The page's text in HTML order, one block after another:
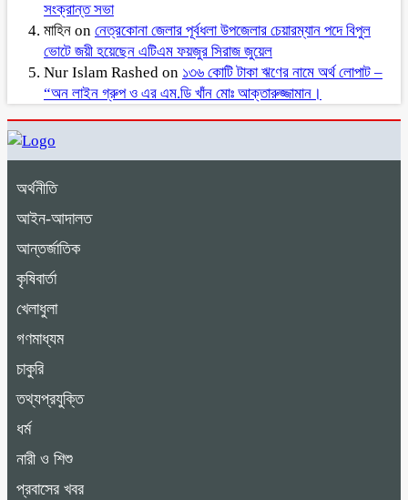
সংক্রান্ত সভা
মাহিন on নেত্রকোনা জেলার পূর্বধলা উপজেলার চেয়ারম্যান পদে বিপুল
ভোটে জয়ী হয়েছেন এটিএম ফয়জুর সিরাজ জুয়েল
Nur Islam Rashed on ১৩৬ কোটি টাকা ঋণের নামে অর্থ লোপাট –
“অন লাইন গ্রুপ ও এর এম.ডি খাঁন মোঃ আক্তারুজ্জামান।
অর্থনীতি
আইন-আদালত
আন্তর্জাতিক
কৃষিবার্তা
খেলাধুলা
গণমাধ্যম
চাকুরি
তথ্যপ্রযুক্তি
ধর্ম
নারী ও শিশু
প্রবাসের খবর